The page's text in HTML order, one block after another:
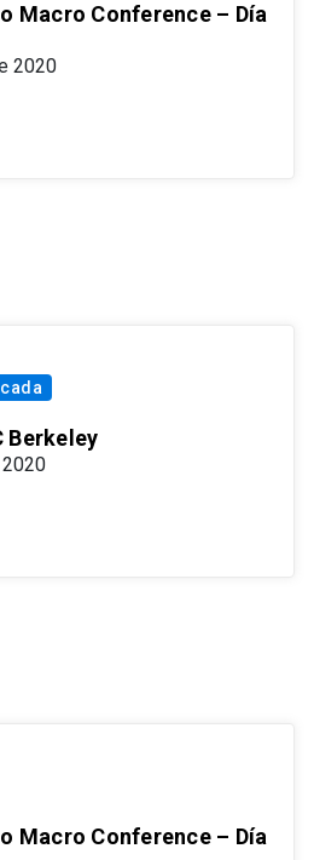
Macro Conference – Día
2020
Berkeley
Macro Conference – Día